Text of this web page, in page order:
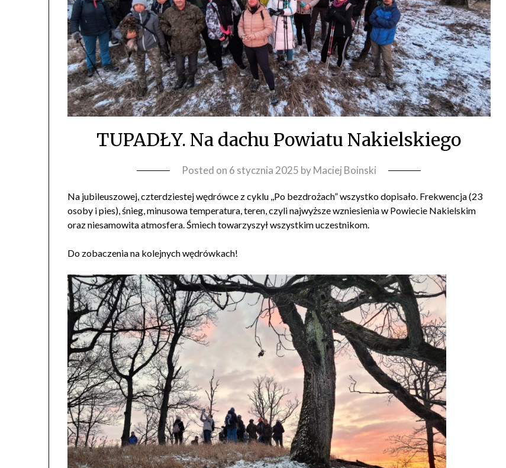
TUPADŁY. Na dachu Powiatu Nakielskiego
Posted on 6 stycznia 2025 byMaciej Boinski
Na jubileuszowej, czterdziestej wędrówce z cyklu ,,Po bezdrożach” wszystko dopisało. Frekwencja (23
osoby i pies), śnieg, minusowa temperatura, teren, czyli najwyższe wzniesienia w Powiecie Nakielskim
oraz niesamowita atmosfera. Śmiech towarzyszył wszystkim uczestnikom.
Do zobaczenia na kolejnych wędrówkach!